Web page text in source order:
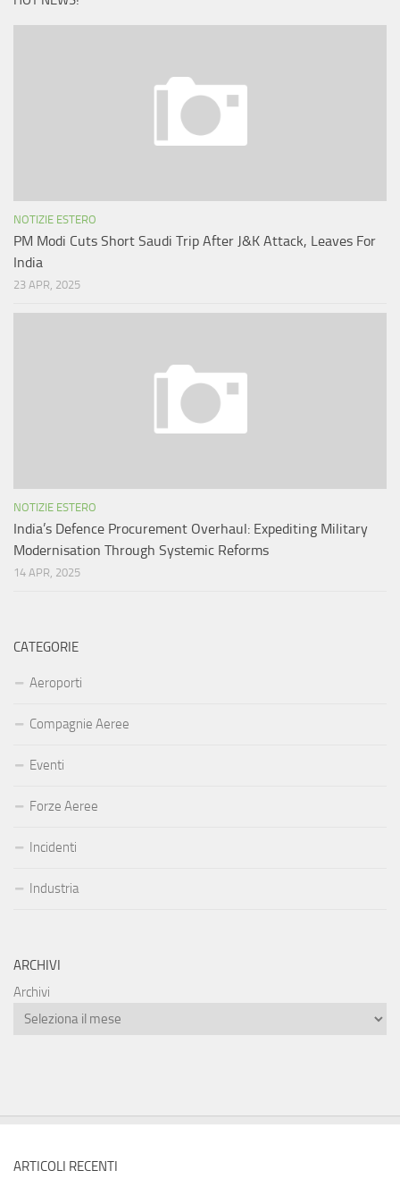
NOTIZIE ESTERO
PM Modi Cuts Short Saudi Trip After J&K Attack, Leaves For
India
23 APR, 2025
NOTIZIE ESTERO
India’s Defence Procurement Overhaul: Expediting Military
Modernisation Through Systemic Reforms
14 APR, 2025
CATEGORIE
Aeroporti
Compagnie Aeree
Eventi
Forze Aeree
Incidenti
Industria
ARCHIVI
Archivi
ARTICOLI RECENTI